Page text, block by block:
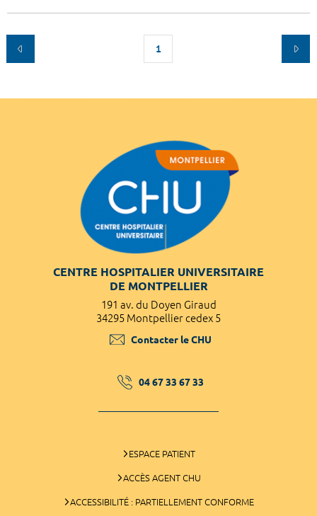
1
CENTRE HOSPITALIER UNIVERSITAIRE
DE MONTPELLIER
191 av. du Doyen Giraud
34295 Montpellier cedex 5
Contacter le CHU
04 67 33 67 33
ESPACE PATIENT
ACCÈS AGENT CHU
ACCESSIBILITÉ : PARTIELLEMENT CONFORME